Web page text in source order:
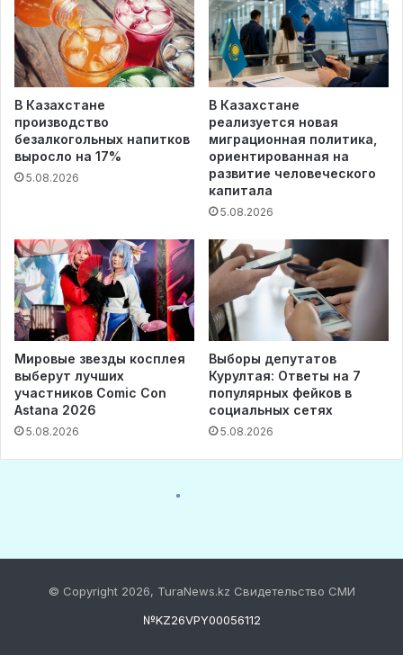
© Copyright 2026, TuraNews.kz Свидетельство СМИ
№KZ26VPY00056112